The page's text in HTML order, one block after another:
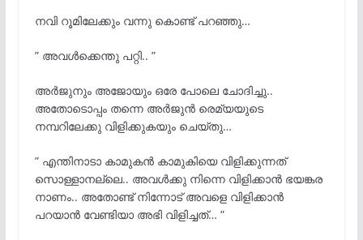
നവി റൂമിലേക്കും വന്നു കൊണ്ട് പറഞ്ഞു…
” അവൾക്കെന്തു പറ്റി.. ”
അർജുനും അജോയും ഒരേ പോലെ ചോദിച്ചു..
അതോടൊപ്പം തന്നെ അർജുൻ രെമ്യയുടെ
നമ്പറിലേക്കു വിളിക്കുകയും ചെയ്തു…
” എന്തിനാടാ കാമുകൻ കാമുകിയെ വിളിക്കുന്നത്
സൊള്ളാനല്ലെ.. അവൾക്കു നിന്നെ വിളിക്കാൻ ഭയങ്കര
നാണം.. അതോണ്ട് നിന്നോട് അവളെ വിളിക്കാൻ
പറയാൻ വേണ്ടിയാ അഭി വിളിച്ചത്… ”